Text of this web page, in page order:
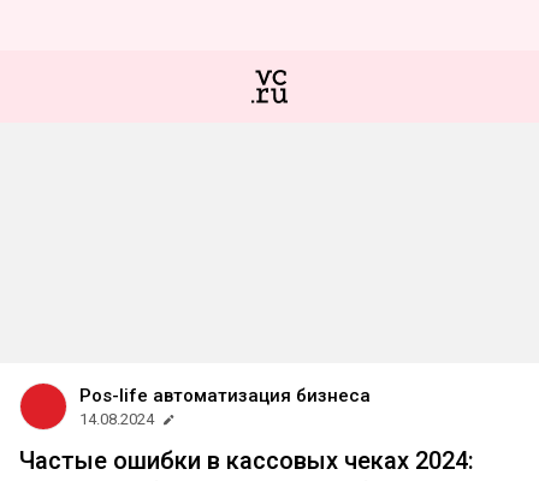
Pos-life автоматизация бизнеса
14.08.2024
Частые ошибки в кассовых чеках 2024: